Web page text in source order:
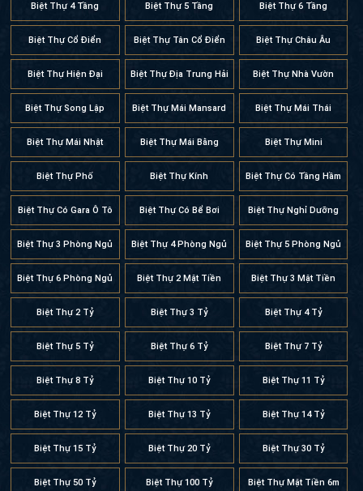
Biệt Thự 4 Tầng Biệt Thự 5 Tầng Biệt Thự 6 Tầng
Biệt Thự Cổ Điển Biệt Thự Tân Cổ Điển Biệt Thự Châu Âu
Biệt Thự Hiện Đại Biệt Thự Địa Trung Hải Biệt Thự Nhà Vườn
Biệt Thự Song Lập Biệt Thự Mái Mansard Biệt Thự Mái Thái
Biệt Thự Mái Nhật Biệt Thự Mái Bằng Biệt Thự Mini
Biệt Thự Phố Biệt Thự Kính Biệt Thự Có Tầng Hầm
Biệt Thự Có Gara Ô Tô Biệt Thự Có Bể Bơi Biệt Thự Nghỉ Dưỡng
Biệt Thự 3 Phòng Ngủ Biệt Thự 4 Phòng Ngủ Biệt Thự 5 Phòng Ngủ
Biệt Thự 6 Phòng Ngủ Biệt Thự 2 Mặt Tiền Biệt Thự 3 Mặt Tiền
Biệt Thự 2 Tỷ Biệt Thự 3 Tỷ Biệt Thự 4 Tỷ
Biệt Thự 5 Tỷ Biệt Thự 6 Tỷ Biệt Thự 7 Tỷ
Biệt Thự 8 Tỷ Biệt Thự 10 Tỷ Biệt Thự 11 Tỷ
Biệt Thự 12 Tỷ Biệt Thự 13 Tỷ Biệt Thự 14 Tỷ
Biệt Thự 15 Tỷ Biệt Thự 20 Tỷ Biệt Thự 30 Tỷ
Biệt Thự 50 Tỷ Biệt Thự 100 Tỷ Biệt Thự Mặt Tiền 6m